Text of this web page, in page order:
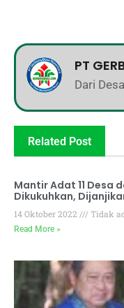
PT
Dari
Related Post
Mantir Adat 11 Desa
Dikukuhkan,
14 Oktober 2022 Tidak
Read More »